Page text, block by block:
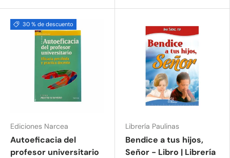
30 % de descuento
Ediciones Narcea
Autoeficacia del
profesor universitario
Librería Paulinas
Bendice a tus hijos,
Señor - Libro | Librería